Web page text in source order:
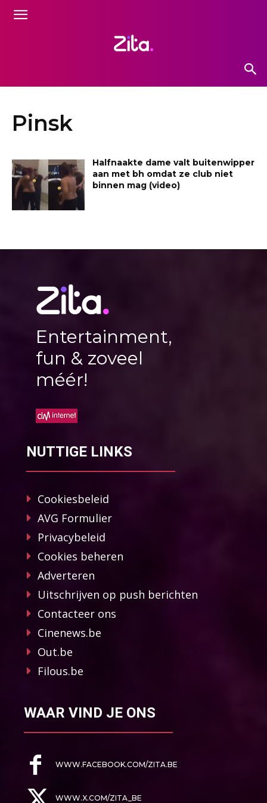
Pinsk
Halfnaakte dame valt buitenwipper
aan met bh omdat ze club niet
binnen mag (video)
Entertainment,
fun & zoveel
méér!
NUTTIGE LINKS
Cookiesbeleid
AVG Formulier
Privacybeleid
Cookies beheren
Adverteren
Uitschrijven op push berichten
Contacteer ons
Cinenews.be
Out.be
Filous.be
WAAR VIND JE ONS
WWW.FACEBOOK.COM/ZITA.BE
WWW.X.COM/ZITA_BE